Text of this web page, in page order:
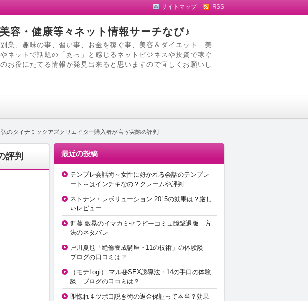
サイトマップ RSS
容・健康等々ネット情報サーチなび♪
業、趣味の事、習い事、お金を稼ぐ事、美容＆ダイエット、美
ネットで話題の「あっ」と感じるネットビジネスや投資で稼ぐ
お役にたてる情報が発見出来ると思いますので宜しくお願いし
弘のダイナミックアズクリエイター購入者が言う実際の評判
評判 最近の投稿
テンプレ会話術～女性に好かれる会話のテンプレ
ート～はインチキなの？クレームや評判
ネトナン・レボリューション 2015の効果は？厳し
いレビュー
進藤 敏晃のイマカミセラピーコミュ障撃退版 方
法のネタバレ
戸川夏也「絶倫養成講座・11の技術」の体験談
ブログの口コミは？
（モテLogi） マル秘SEX誘導法・14の手口の体験
談 ブログの口コミは？
即惚れ４ツボ口説き術の返金保証って本当？効果